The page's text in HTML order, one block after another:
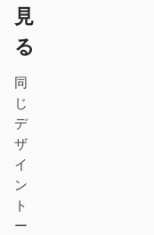
見
る
同
じ
デ
ザ
イ
ン
ト
ー